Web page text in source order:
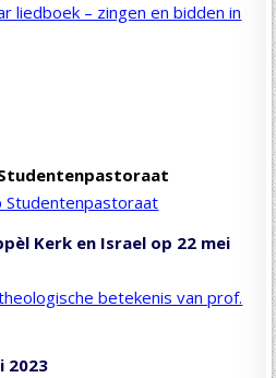
liedboek – zingen en bidden in
Studentenpastoraat
Kerk en Israel op 22 mei
betekenis van prof.
2023